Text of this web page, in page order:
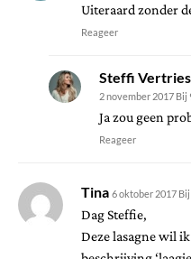
Uiteraard zonder
Reageer
Steffi
2 november 2017 Bij
Ja zou geen
Reageer
Tina 6 oktober 2017
Dag Steffie,
Deze lasagne wil